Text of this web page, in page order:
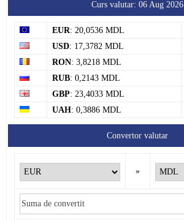
Curs valutar: 06 Aug 2026
EUR: 20,0536 MDL
USD: 17,3782 MDL
RON: 3,8218 MDL
RUB: 0,2143 MDL
GBP: 23,4033 MDL
UAH: 0,3886 MDL
Convertor valutar
»